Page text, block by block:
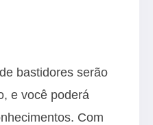
bastidores serão
e você poderá
Com